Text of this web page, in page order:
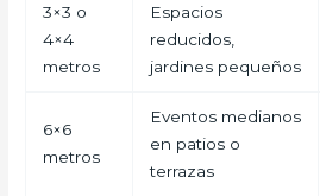
3×3 o
4×4
metros
Espacios
reducidos,
jardines pequeños
6×6
metros
Eventos medianos
en patios o
terrazas